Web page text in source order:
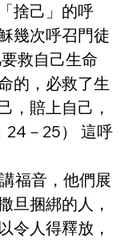
捨己」的呼
幾次呼召門徒
救自己生命
的，必救了生
，賠上自己，
24－25） 這呼
福音，他們展
旦捆綁的人，
令人得釋放，